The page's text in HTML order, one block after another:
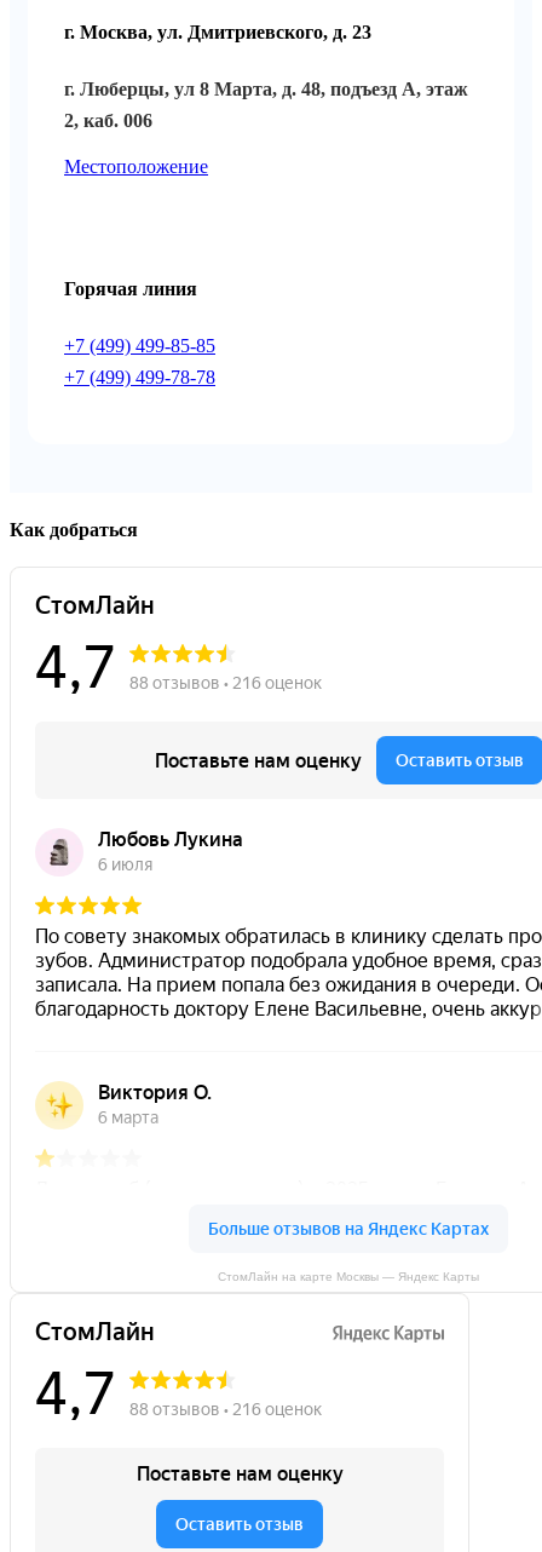
г. Москва, ул. Дмитриевского, д. 23
г. Люберцы, ул 8 Марта, д. 48, подъезд А, этаж
2, каб. 006
Местоположение
Горячая линия
+7 (499) 499-85-85
+7 (499) 499-78-78
Как добраться
СтомЛайн на карте Москвы — Яндекс Карты